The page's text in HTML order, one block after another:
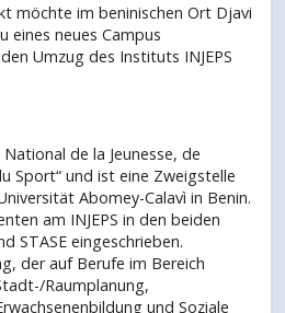
möchte im beninischen Ort Djavi
eines neues Campus
Umzug des Instituts INJEPS
de la Jeunesse, de
Sport“ und ist eine Zweigstelle
Abomey-Calavì in Benin.
am INJEPS in den beiden
STASE eingeschrieben.
der auf Berufe im Bereich
Raumplanung,
und Soziale